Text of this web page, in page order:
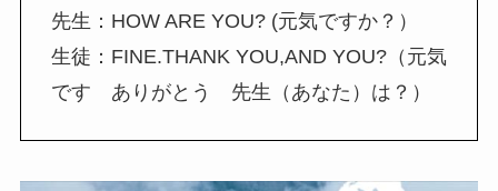
先生：HOW ARE YOU? (元気ですか？）
生徒：FINE.THANK YOU,AND YOU?（元気
です ありがとう 先生（あなた）は？）